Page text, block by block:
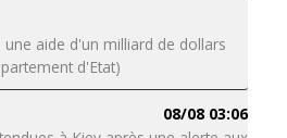
aide d'un milliard de dollars
d'Etat)
08/08 03:06